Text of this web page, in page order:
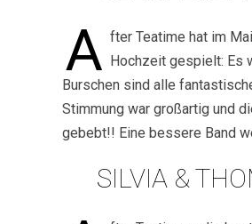
A fter Teatime hat im
Hochzeit gespielt: Es
Burschen sind alle
Stimmung war großartig und
gebebt!! Eine bessere Band
SILVIA &